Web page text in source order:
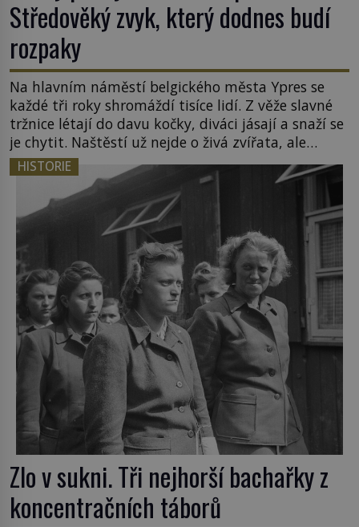
Středověký zvyk, který dodnes budí
rozpaky
Na hlavním náměstí belgického města Ypres se
každé tři roky shromáždí tisíce lidí. Z věže slavné
tržnice létají do davu kočky, diváci jásají a snaží se
je chytit. Naštěstí už nejde o živá zvířata, ale
jenom o plyšové suvenýry. Kdysi to ale bylo jinak.
Tato veselá podívaná připomíná jeden z
nejpodivnějších a zároveň nejkrutějších zvyků […]
HISTORIE
Zlo v sukni. Tři nejhorší bachařky z
koncentračních táborů